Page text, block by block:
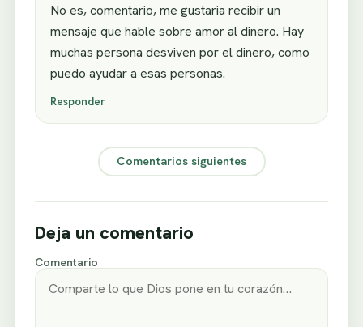
No es, comentario, me gustaria recibir un
mensaje que hable sobre amor al dinero. Hay
muchas persona desviven por el dinero, como
puedo ayudar a esas personas.
Responder
Comentarios siguientes
Deja un comentario
Comentario